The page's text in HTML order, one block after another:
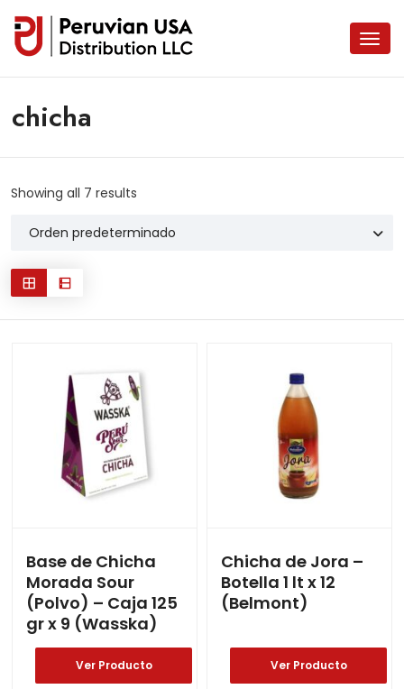
chicha
Showing all 7 results
Base de Chicha
Morada Sour
(Polvo) – Caja 125
gr x 9 (Wasska)
Ver Producto
Chicha de Jora –
Botella 1 lt x 12
(Belmont)
Ver Producto